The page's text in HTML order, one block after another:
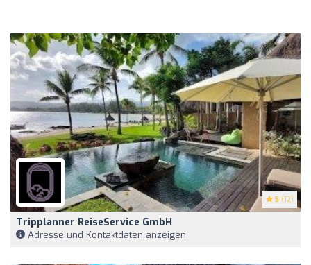
5 (12)
Tripplanner ReiseService GmbH
Adresse und Kontaktdaten anzeigen